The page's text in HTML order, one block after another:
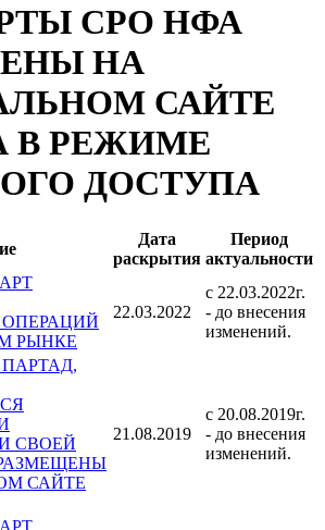
СРО НФА
НА
САЙТЕ
В РЕЖИМЕ
ДОСТУПА
Дата
раскрытия
Период
актуальности
ОПЕРАЦИЙ
РЫНКЕ
22.03.2022
c 22.03.2022г.
- до внесения
изменений.
СВОЕЙ
САЙТЕ
21.08.2019
c 20.08.2019г.
- до внесения
изменений.